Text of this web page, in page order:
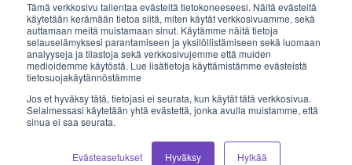
Tämä verkkosivu tallentaa evästeitä tietokoneeseesi. Näitä evästeitä
käytetään kerämään tietoa siitä, miten käytät verkkosivuamme, sekä
auttamaan meitä muistamaan sinut. Käytämme näitä tietoja
selauselämyksesi parantamiseen ja yksilöllistämiseen sekä luomaan
analyyseja ja tilastoja sekä verkkosivujemme että muiden
medioidemme käytöstä. Lue lisätietoja käyttämistämme evästeistä
tietosuojakäytännöstämme
Jos et hyväksy tätä, tietojasi ei seurata, kun käytät tätä verkkosivua.
Selaimessasi käytetään yhtä evästettä, jonka avulla muistamme, että
sinua ei saa seurata.
Evästeasetukset Hyväksy Hylkää
Sähköposti
myynti@vilkas.fi
laskutus@vilkas.fi